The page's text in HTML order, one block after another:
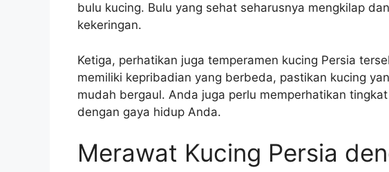
bulu kucing. Bulu yang sehat seharusnya mengkilap
kekeringan.
Ketiga, perhatikan juga temperamen kucing Persia
memiliki kepribadian yang berbeda, pastikan kucing
mudah bergaul. Anda juga perlu memperhatikan
dengan gaya hidup Anda.
Merawat Kucing Persia